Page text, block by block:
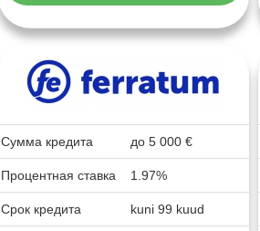
Сумма кредита до 5 000 €
Процентная ставка 1.97%
Срок кредита
kuni 99 kuud